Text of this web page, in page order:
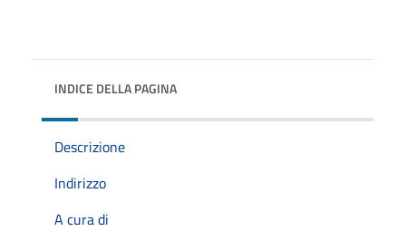
INDICE DELLA PAGINA
Descrizione
Indirizzo
A cura di